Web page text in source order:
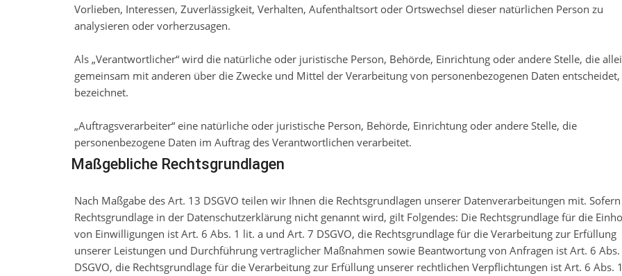
Vorlieben, Interessen, Zuverlässigkeit, Verhalten, Aufenthaltsort oder Ortswechsel dieser natürlichen Person zu
analysieren oder vorherzusagen.
Als „Verantwortlicher“ wird die natürliche oder juristische Person, Behörde, Einrichtung oder andere Stelle, die
gemeinsam mit anderen über die Zwecke und Mittel der Verarbeitung von personenbezogenen Daten entscheidet,
bezeichnet.
„Auftragsverarbeiter“ eine natürliche oder juristische Person, Behörde, Einrichtung oder andere Stelle, die
personenbezogene Daten im Auftrag des Verantwortlichen verarbeitet.
Maßgebliche Rechtsgrundlagen
Nach Maßgabe des Art. 13 DSGVO teilen wir Ihnen die Rechtsgrundlagen unserer Datenverarbeitungen mit.
Rechtsgrundlage in der Datenschutzerklärung nicht genannt wird, gilt Folgendes: Die Rechtsgrundlage für die
von Einwilligungen ist Art. 6 Abs. 1 lit. a und Art. 7 DSGVO, die Rechtsgrundlage für die Verarbeitung zur Erfüllung
unserer Leistungen und Durchführung vertraglicher Maßnahmen sowie Beantwortung von Anfragen ist Art. 6
DSGVO, die Rechtsgrundlage für die Verarbeitung zur Erfüllung unserer rechtlichen Verpflichtungen ist Art. 6 Abs.